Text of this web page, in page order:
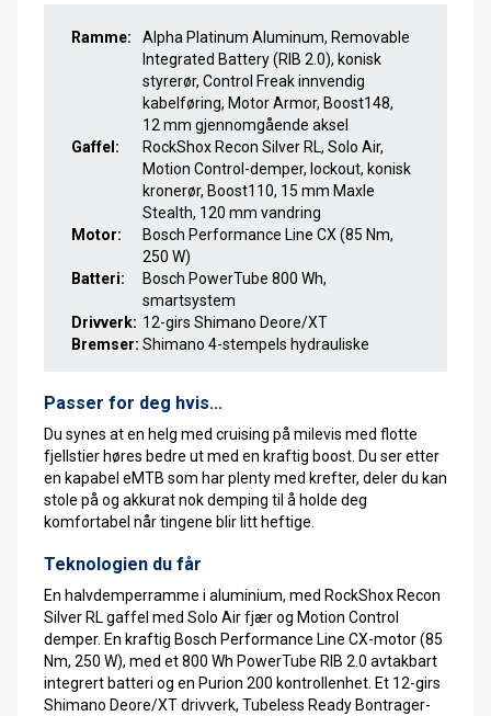
Ramme:
Alpha Platinum Aluminum, Removable
Integrated Battery (RIB 2.0), konisk
styrerør, Control Freak innvendig
kabelføring, Motor Armor, Boost148,
12 mm gjennomgående aksel
Gaffel:
RockShox Recon Silver RL, Solo Air,
Motion Control-demper, lockout, konisk
kronerør, Boost110, 15 mm Maxle
Stealth, 120 mm vandring
Motor:
Bosch Performance Line CX (85 Nm,
250 W)
Batteri:
Bosch PowerTube 800 Wh,
smartsystem
Drivverk: 12-girs Shimano Deore/XT
Bremser: Shimano 4-stempels hydrauliske
Passer for deg hvis...
Du synes at en helg med cruising på milevis med flotte
fjellstier høres bedre ut med en kraftig boost. Du ser etter
en kapabel eMTB som har plenty med krefter, deler du kan
stole på og akkurat nok demping til å holde deg
komfortabel når tingene blir litt heftige.
Teknologien du får
En halvdemperramme i aluminium, med RockShox Recon
Silver RL gaffel med Solo Air fjær og Motion Control
demper. En kraftig Bosch Performance Line CX-motor (85
Nm, 250 W), med et 800 Wh PowerTube RIB 2.0 avtakbart
integrert batteri og en Purion 200 kontrollenhet. Et 12-girs
Shimano Deore/XT drivverk, Tubeless Ready Bontrager-